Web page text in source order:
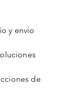
y envío
de